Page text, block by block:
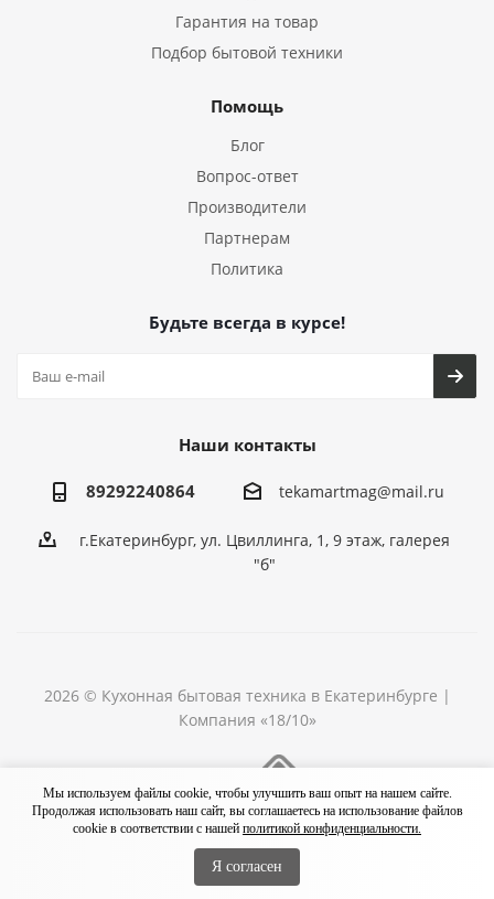
Гарантия на товар
Подбор бытовой техники
Помощь
Блог
Вопрос-ответ
Производители
Партнерам
Политика
Будьте всегда в курсе!
Наши контакты
89292240864 tekamartmag@mail.ru
г.Екатеринбург, ул. Цвиллинга, 1, 9 этаж, галерея
"б"
2026 © Кухонная бытовая техника в Екатеринбурге |
Компания «18/10»
Мы используем файлы cookie, чтобы улучшить ваш опыт на нашем сайте.
Продолжая использовать наш сайт, вы соглашаетесь на использование файлов
cookie в соответствии с нашей политикой конфиденциальности.
Я согласен